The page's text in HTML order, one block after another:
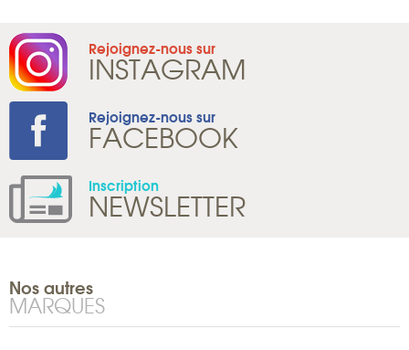
Rejoignez-nous sur
INSTAGRAM
Rejoignez-nous sur
FACEBOOK
Inscription
NEWSLETTER
Nos autres
MARQUES